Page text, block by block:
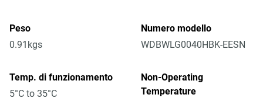
Peso
0.91kgs
Numero modello
WDBWLG0040HBK-EESN
Temp. di funzionamento
5°C to 35°C
Non-Operating
Temperature